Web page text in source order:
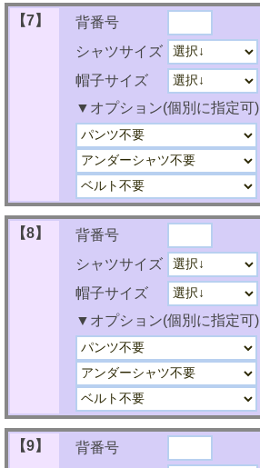
【7】
背番号
シャツサイズ
帽子サイズ
▼オプション(個別に指定可)
【8】
背番号
シャツサイズ
帽子サイズ
▼オプション(個別に指定可)
【9】
背番号